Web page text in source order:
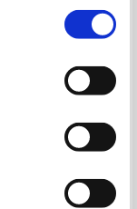
(2 volume)